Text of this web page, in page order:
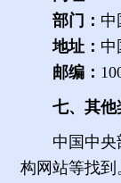
部门： 中
地址： 中
邮编：
七、其他
中国中
构网站等找